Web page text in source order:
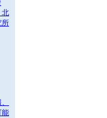
北
所
能